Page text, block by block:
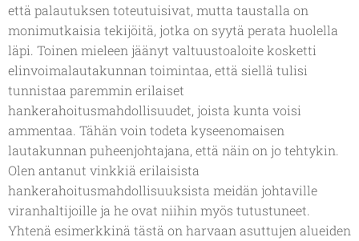
että palautuksen toteutuisivat, mutta taustalla on
monimutkaisia tekijöitä, jotka on syytä perata huolella
läpi. Toinen mieleen jäänyt valtuustoaloite kosketti
elinvoimalautakunnan toimintaa, että siellä tulisi
tunnistaa paremmin erilaiset
hankerahoitusmahdollisuudet, joista kunta voisi
ammentaa. Tähän voin todeta kyseenomaisen
lautakunnan puheenjohtajana, että näin on jo tehtykin.
Olen antanut vinkkiä erilaisista
hankerahoitusmahdollisuuksista meidän johtaville
viranhaltijoille ja he ovat niihin myös tutustuneet.
Yhtenä esimerkkinä tästä on harvaan asuttujen alueiden